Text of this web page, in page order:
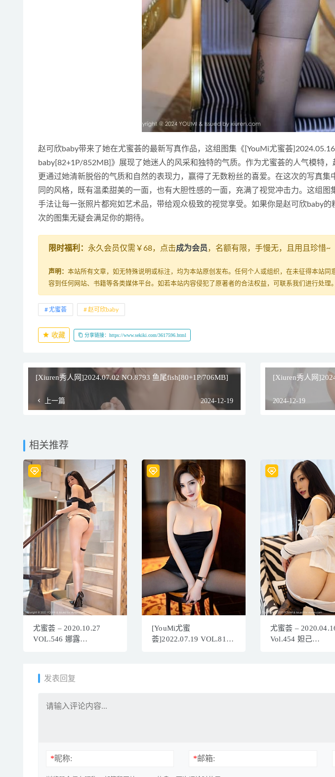
赵可欣baby带来了她在尤蜜荟的最新写真作品，这组图集《[YouMi尤蜜荟
baby[82+1P/852MB]》展现了她迷人的风采和独特的气质。作为尤蜜荟的人气模特，
更通过她清新脱俗的气质和自然的表现力，赢得了无数粉丝的喜爱。在这次的写真集
同的风格，既有温柔甜美的一面，也有大胆性感的一面，充满了视觉冲击力。这组
手法让每一张照片都宛如艺术品，带给观众极致的视觉享受。如果你是赵可欣baby
次的图集无疑会满足你的期待。
限时福利： 永久会员仅需￥68，点击成为会员，名额有限，手慢无，且用且珍惜~
声明： 本站所有文章，如无特殊说明或标注，均为本站原创发布。任何个人或组织，在未征得本站同
容到任何网站、书籍等各类媒体平台。如若本站内容侵犯了原著者的合法权益，可联系我们进行处理。
尤蜜荟 赵可欣baby
收藏 分享链接：https://www.sekiki.com/3617596.html
[Xiuren秀人网]2024.07.02 NO.8793 鱼尾fish[80+1P/706MB]
上一篇 2024-12-19
[Xiuren秀人网
2024-12-19
相关推荐
尤蜜荟 – 2020.10.27
VOL.546 娜露
[YouMi尤蜜
荟]2022.07.19 VOL.817
尤蜜荟 –
Vol.454 妲己
发表回复
*昵称: *邮箱: